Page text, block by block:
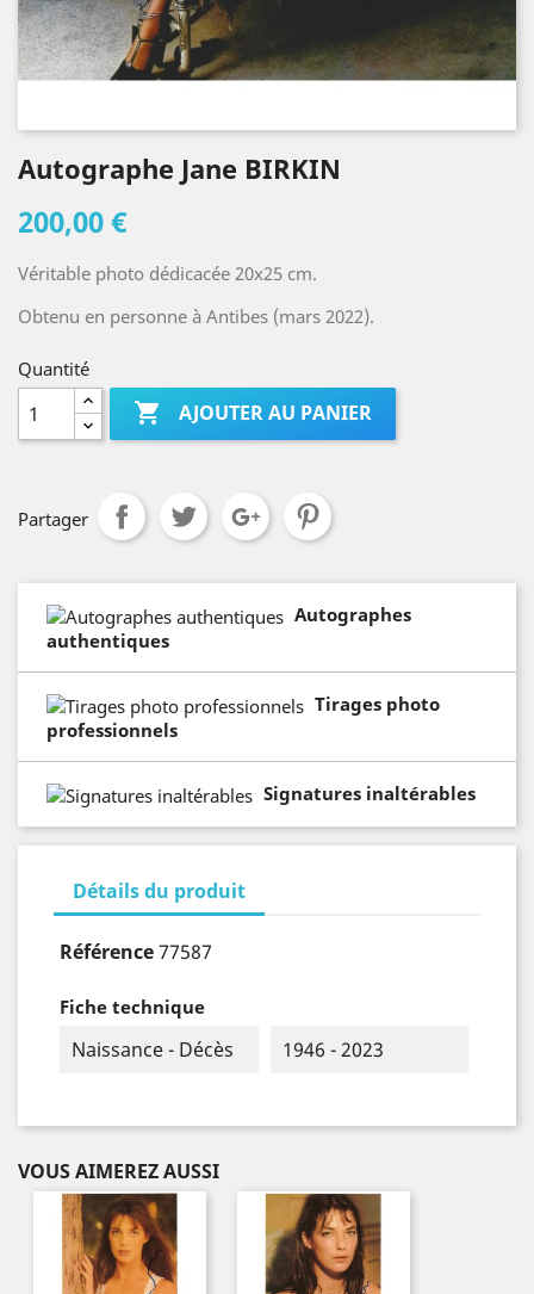
Autographe Jane BIRKIN
200,00 €
Véritable photo dédicacée 20x25 cm.
Obtenu en personne à Antibes (mars 2022).
Quantité
 AJOUTER AU PANIER
Partager
Autographes
authentiques
Tirages photo
professionnels
Signatures inaltérables
Détails du produit
Référence77587
Fiche technique
Naissance - Décès 1946 - 2023
VOUS AIMEREZ AUSSI